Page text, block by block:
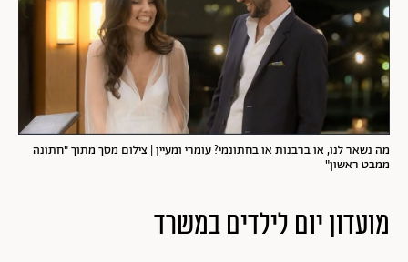
מה נשאר לנו, או ברבנות או בחתונמי? עומרי ומעיין | צילום מסך מתוך "חתונה
ממבט ראשון"
מועדון יום לילדים במשרד